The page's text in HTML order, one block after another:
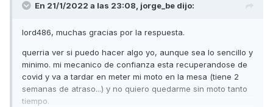
En 21/1/2022 a las 23:08, jorge_be dijo:
lord486, muchas gracias por la respuesta.
querria ver si puedo hacer algo yo, aunque sea lo sencillo y
minimo. mi mecanico de confianza esta recuperandose de
covid y va a tardar en meter mi moto en la mesa (tiene 2
semanas de atraso...) y no quiero quedarme sin moto tanto
tiempo.